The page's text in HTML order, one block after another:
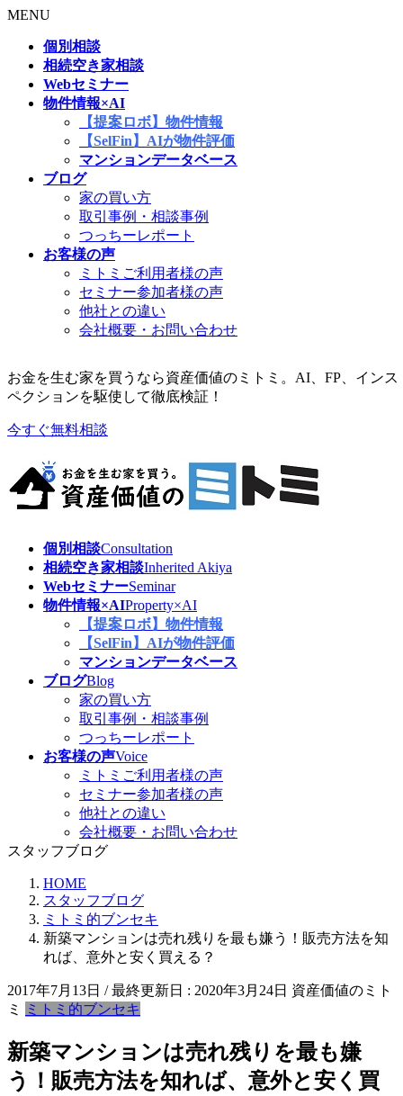
MENU
個別相談
相続空き家相談
Webセミナー
物件情報×AI
【提案ロボ】物件情報
【SelFin】AIが物件評価
マンションデータベース
ブログ
家の買い方
取引事例・相談事例
つっちーレポート
お客様の声
ミトミご利用者様の声
セミナー参加者様の声
他社との違い
会社概要・お問い合わせ
お金を生む家を買うなら資産価値のミトミ。AI、FP、インス
ペクションを駆使して徹底検証！
今すぐ無料相談
個別相談Consultation
相続空き家相談Inherited Akiya
WebセミナーSeminar
物件情報×AIProperty×AI
【提案ロボ】物件情報
【SelFin】AIが物件評価
マンションデータベース
ブログBlog
家の買い方
取引事例・相談事例
つっちーレポート
お客様の声Voice
ミトミご利用者様の声
セミナー参加者様の声
他社との違い
会社概要・お問い合わせ
スタッフブログ
HOME
スタッフブログ
ミトミ的ブンセキ
新築マンションは売れ残りを最も嫌う！販売方法を知
れば、意外と安く買える？
2017年7月13日 / 最終更新日 : 2020年3月24日 資産価値のミト
ミ
ミトミ的ブンセキ
新築マンションは売れ残りを最も嫌
う！販売方法を知れば、意外と安く買